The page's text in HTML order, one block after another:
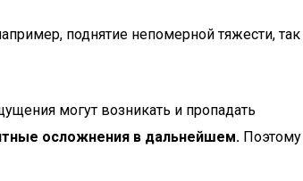
поднятие непомерной тяжести, так
могут возникать и пропадать
осложнения в дальнейшем. Поэтому